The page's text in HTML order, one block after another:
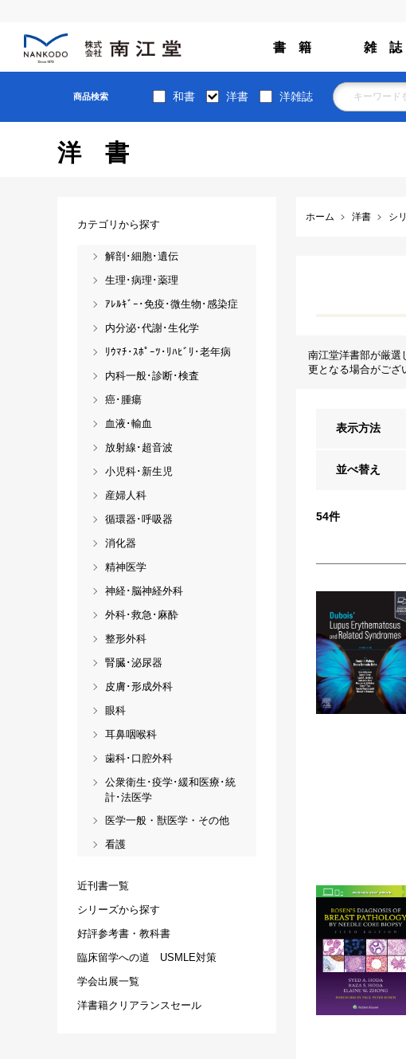
書 籍 雑 誌
商品検索 和書 洋書 洋雑誌
洋書
ホーム 洋書 シ
南江堂洋書部が厳選
更となる場合がござ
表示方法
並べ替え
54件
カテゴリから探す
解剖･細胞･遺伝
生理･病理･薬理
ｱﾚﾙｷﾞｰ･免疫･微生物･感染症
内分泌･代謝･生化学
ﾘｳﾏﾁ･ｽﾎﾟｰﾂ･ﾘﾊﾋﾞﾘ･老年病
内科一般･診断･検査
癌･腫瘍
血液･輸血
放射線･超音波
小児科･新生児
産婦人科
循環器･呼吸器
消化器
精神医学
神経･脳神経外科
外科･救急･麻酔
整形外科
腎臓･泌尿器
皮膚･形成外科
眼科
耳鼻咽喉科
歯科･口腔外科
公衆衛生･疫学･緩和医療･統
計･法医学
医学一般・獣医学・その他
看護
近刊書一覧
シリーズから探す
好評参考書・教科書
臨床留学への道 USMLE対策
学会出展一覧
洋書籍クリアランスセール